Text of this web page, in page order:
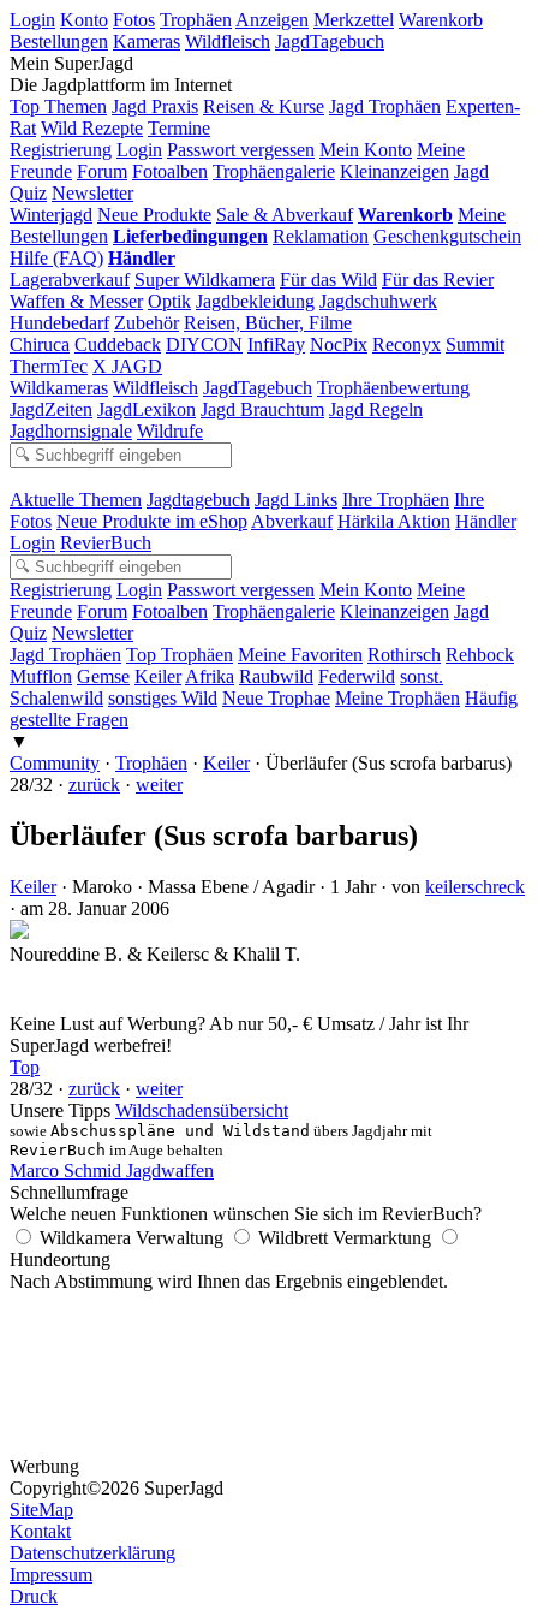
Login Konto Fotos Trophäen Anzeigen Merkzettel Warenkorb
Bestellungen Kameras Wildfleisch JagdTagebuch
Mein SuperJagd
Die Jagdplattform im Internet
Top Themen Jagd Praxis Reisen & Kurse Jagd Trophäen Experten-
Rat Wild Rezepte Termine
Registrierung Login Passwort vergessen Mein Konto Meine
Freunde Forum Fotoalben Trophäengalerie Kleinanzeigen Jagd
Quiz Newsletter
Winterjagd Neue Produkte Sale & Abverkauf Warenkorb Meine
Bestellungen Lieferbedingungen Reklamation Geschenkgutschein
Hilfe (FAQ) Händler
Lagerabverkauf Super Wildkamera Für das Wild Für das Revier
Waffen & Messer Optik Jagdbekleidung Jagdschuhwerk
Hundebedarf Zubehör Reisen, Bücher, Filme
Chiruca Cuddeback DIYCON InfiRay NocPix Reconyx Summit
ThermTec X JAGD
Wildkameras Wildfleisch JagdTagebuch Trophäenbewertung
JagdZeiten JagdLexikon Jagd Brauchtum Jagd Regeln
Jagdhornsignale Wildrufe
Aktuelle Themen Jagdtagebuch Jagd Links Ihre Trophäen Ihre
Fotos Neue Produkte im eShop Abverkauf Härkila Aktion Händler
Login RevierBuch
Registrierung Login Passwort vergessen Mein Konto Meine
Freunde Forum Fotoalben Trophäengalerie Kleinanzeigen Jagd
Quiz Newsletter
Jagd Trophäen Top Trophäen Meine Favoriten Rothirsch Rehbock
Mufflon Gemse Keiler Afrika Raubwild Federwild sonst.
Schalenwild sonstiges Wild Neue Trophae Meine Trophäen Häufig
gestellte Fragen
▼
Community · Trophäen · Keiler· Überläufer (Sus scrofa barbarus)
28/32 · zurück · weiter
Überläufer (Sus scrofa barbarus)
Keiler · Maroko · Massa Ebene / Agadir · 1 Jahr · von keilerschreck
· am 28. Januar 2006
Noureddine B. & Keilersc & Khalil T.
Keine Lust auf Werbung? Ab nur 50,- € Umsatz / Jahr ist Ihr
SuperJagd werbefrei!
Top
28/32 · zurück · weiter
Unsere Tipps Wildschadensübersicht
sowie Abschusspläne und Wildstand übers Jagdjahr mit
RevierBuch im Auge behalten
Marco Schmid Jagdwaffen
Schnellumfrage
Welche neuen Funktionen wünschen Sie sich im RevierBuch?
Wildkamera Verwaltung
Wildbrett Vermarktung
Hundeortung
Nach Abstimmung wird Ihnen das Ergebnis eingeblendet.
Werbung
Copyright©2026 SuperJagd
SiteMap
Kontakt
Datenschutzerklärung
Impressum
Druck